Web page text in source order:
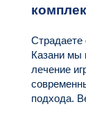
Страдаете
Казани мы
лечение
подхода.